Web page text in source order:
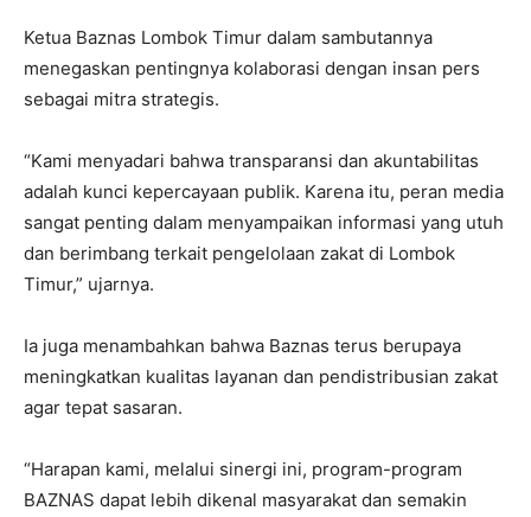
Ketua Baznas Lombok Timur dalam sambutannya
menegaskan pentingnya kolaborasi dengan insan pers
sebagai mitra strategis.
“Kami menyadari bahwa transparansi dan akuntabilitas
adalah kunci kepercayaan publik. Karena itu, peran media
sangat penting dalam menyampaikan informasi yang utuh
dan berimbang terkait pengelolaan zakat di Lombok
Timur,” ujarnya.
Ia juga menambahkan bahwa Baznas terus berupaya
meningkatkan kualitas layanan dan pendistribusian zakat
agar tepat sasaran.
“Harapan kami, melalui sinergi ini, program-program
BAZNAS dapat lebih dikenal masyarakat dan semakin